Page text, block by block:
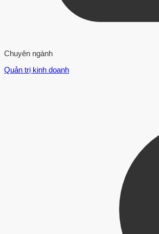
Chuyên ngành
Quản trị kinh doanh